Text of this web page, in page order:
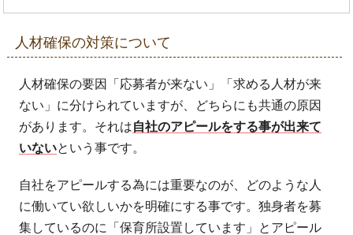
人材確保の対策について
人材確保の要因「応募者が来ない」「求める人材が来
ない」に分けられていますが、どちらにも共通の原因
があります。それは自社のアピールをする事が出来て
いないという事です。
自社をアピールする為には重要なのが、どのような人
に働いてい欲しいかを明確にする事です。独身者を募
集しているのに「保育所設置しています」とアピール